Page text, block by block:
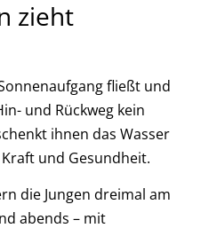
zieht
fließt und
und Rückweg kein
ihnen das Wasser
und Gesundheit.
die Jungen dreimal am
abends – mit